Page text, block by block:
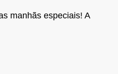
manhãs especiais! A